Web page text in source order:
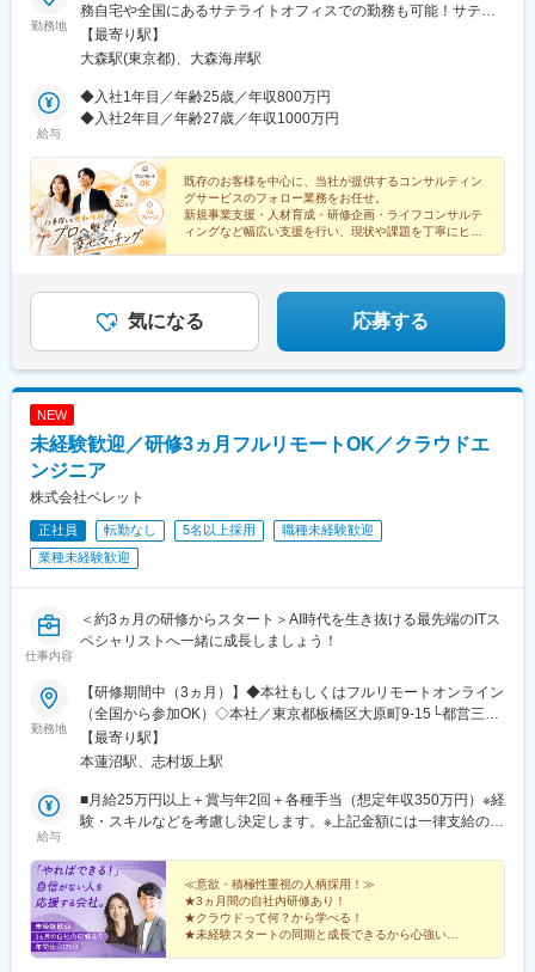
勤務地
務自宅や全国にあるサテライトオフィスでの勤務も可能！サテラ
イトオフィスは駅から徒歩5分ほどの立地で好アクセス！好きな場
所を選んで、自由にテレワークもできます。居住はどこでもOK！
【最寄り駅】
大森駅(東京都)、大森海岸駅
給与
◆入社1年目／年齢25歳／年収800万円
◆入社2年目／年齢27歳／年収1000万円
既存のお客様を中心に、当社が提供するコンサルティン
グサービスのフォロー業務をお任せ。
新規事業支援・人材育成・研修企画・ライフコンサルテ
ィングなど幅広い支援を行い、現状や課題を丁寧にヒア
気になる 応募する
NEW
未経験歓迎／研修3ヵ月フルリモートOK／クラウドエ
ンジニア
株式会社ベレット
正社員 転勤なし 5名以上採用
職種未経験歓迎
業種未経験歓迎
仕事内容
＜約3ヵ月の研修からスタート＞AI時代を生き抜ける最先端のITス
ペシャリストへ一緒に成長しましょう！
勤務地
【研修期間中（3ヵ月）】◆本社もしくはフルリモートオンライン
（全国から参加OK）◇本社／東京都板橋区大原町9-15└都営三田
線「本蓮沼駅」より徒歩4分└都営三田線「志村坂上駅」より徒歩
9分【研修終了後】◆東京23区を中心とした全国各地のITプロジェ
ん。※すべて徒歩10分以内の駅チカオフィスです。※フルリモー
ト・在宅勤務・リモートワークはプロジェクトによって異なりま
【最寄り駅】
本蓮沼駅、志村坂上駅
給与
■月給25万円以上＋賞与年2回＋各種手当（想定年収350万円）※経
験・スキルなどを考慮し決定します。※上記金額には一律支給の住
（期間中は月給23万円以上で、その他の待遇に変更なし）☆経験
がある方は、現職・前職給与を考慮します。☆明確な評価制度あ
り。個人の頑張りに応じて評価します。【年収例】年収450万円
（経験2年入社）年収750万円（経験3年入社）年収950万円（経験
5年入社）
≪意欲・積極性重視の人柄採用！≫
★3ヵ月間の自社内研修あり！
★クラウドって何？から学べる！
★未経験スタートの同期と成長できるから心強い！